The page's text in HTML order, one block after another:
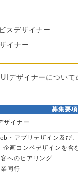
スデザイナー
イナー
デザイナーについて
募集要項
ザイナー
・アプリデザイン及び
企画コンペデザインを含
へのヒアリング
同行